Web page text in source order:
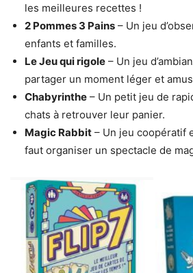
les meilleures recettes !
2 Pommes 3 Pains – Un jeu
enfants et familles.
Le Jeu qui rigole – Un jeu
partager un moment léger et
Chabyrinthe – Un petit jeu de
chats à retrouver leur panier.
Magic Rabbit – Un jeu coopératif
faut organiser un spectacle de